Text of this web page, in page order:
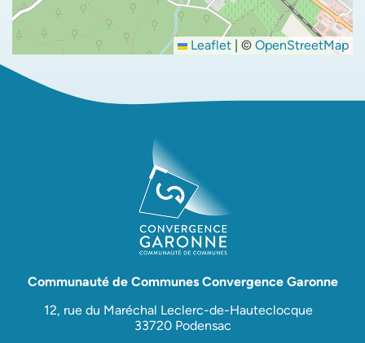
Leaflet | © OpenStreetMap
Communauté de Communes Convergence Garonne
12, rue du Maréchal Leclerc-de-Hauteclocque
33720 Podensac